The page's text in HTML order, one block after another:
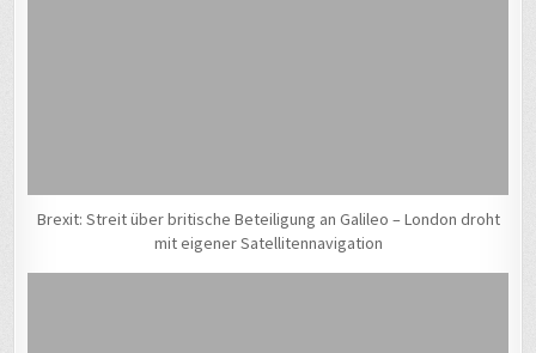
Brexit: Streit über britische Beteiligung an Galileo – London droht
mit eigener Satellitennavigation